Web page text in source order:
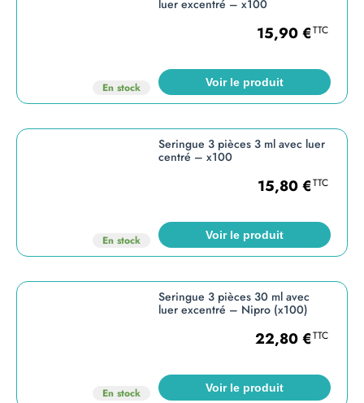
En stock
luer excentré – x100
15,90€TTC
Voir le produit
En stock
Seringue 3 pièces 3 ml avec luer
centré – x100
15,80€TTC
Voir le produit
En stock
Seringue 3 pièces 30 ml avec
luer excentré – Nipro (x100)
22,80€TTC
Voir le produit